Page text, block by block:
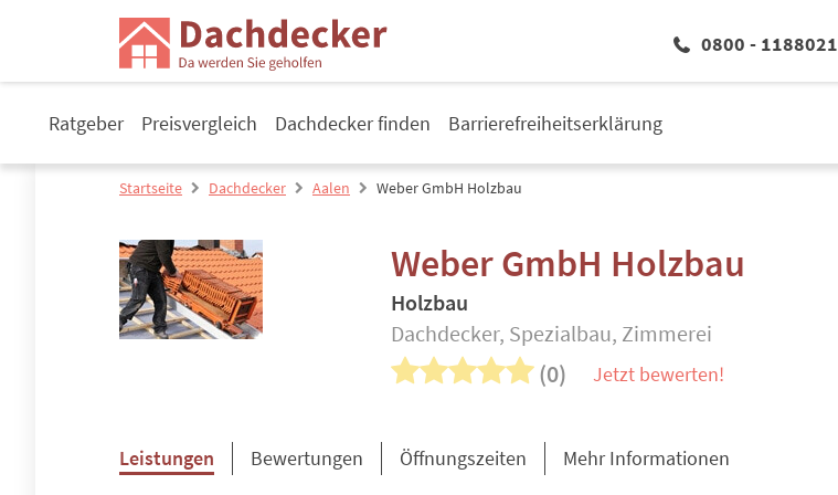
0800 - 1188021
Ratgeber Preisvergleich Dachdecker finden Barrierefreiheitserklärung
Startseite Dachdecker Aalen Weber GmbH Holzbau
Weber GmbH Holzbau
Holzbau
Dachdecker, Spezialbau, Zimmerei
(0) Jetzt bewerten!
Leistungen Bewertungen Öffnungszeiten Mehr Informationen